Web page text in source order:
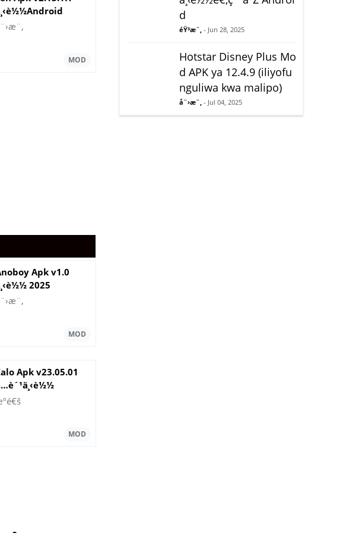
Apk v1.0
2025
Apk v23.05.01
ç‰ˆ
d
éŸ³æ¨‚ - Jun 28, 2025
Hotstar Disney Plus Mo
d APK ya 12.4.9 (iliyofu
nguliwa kwa malipo)
å¨›æ¨‚ - Jul 04, 2025